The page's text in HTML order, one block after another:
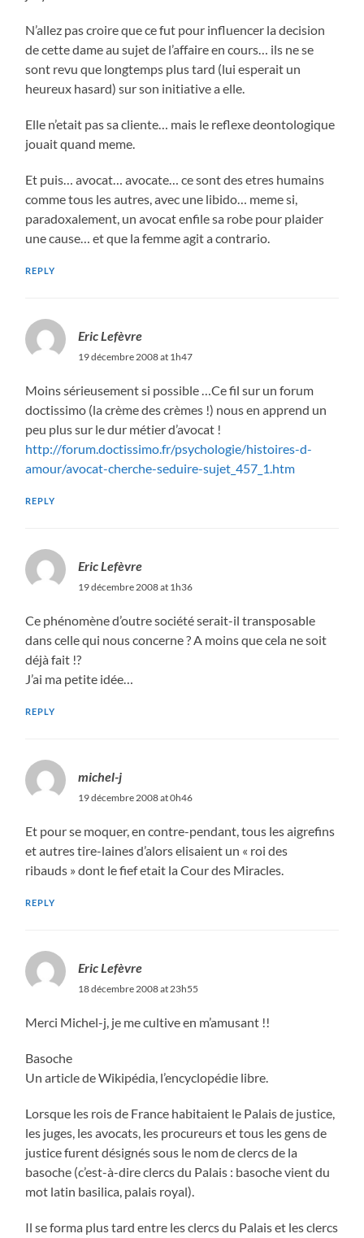
N’allez pas croire que ce fut pour influencer la decision
de cette dame au sujet de l’affaire en cours… ils ne se
sont revu que longtemps plus tard (lui esperait un
heureux hasard) sur son initiative a elle.
Elle n’etait pas sa cliente… mais le reflexe deontologique
jouait quand meme.
Et puis… avocat… avocate… ce sont des etres humains
comme tous les autres, avec une libido… meme si,
paradoxalement, un avocat enfile sa robe pour plaider
une cause… et que la femme agit a contrario.
REPLY
Eric Lefèvre
19 décembre 2008 at 1h47
Moins sérieusement si possible …Ce fil sur un forum
doctissimo (la crème des crèmes !) nous en apprend un
peu plus sur le dur métier d’avocat !
http://forum.doctissimo.fr/psychologie/histoires-d-
amour/avocat-cherche-seduire-sujet_457_1.htm
REPLY
Eric Lefèvre
19 décembre 2008 at 1h36
Ce phénomène d’outre société serait-il transposable
dans celle qui nous concerne ? A moins que cela ne soit
déjà fait !?
J’ai ma petite idée…
REPLY
michel-j
19 décembre 2008 at 0h46
Et pour se moquer, en contre-pendant, tous les aigrefins
et autres tire-laines d’alors elisaient un « roi des
ribauds » dont le fief etait la Cour des Miracles.
REPLY
Eric Lefèvre
18 décembre 2008 at 23h55
Merci Michel-j, je me cultive en m’amusant !!
Basoche
Un article de Wikipédia, l’encyclopédie libre.
Lorsque les rois de France habitaient le Palais de justice,
les juges, les avocats, les procureurs et tous les gens de
justice furent désignés sous le nom de clercs de la
basoche (c’est-à-dire clercs du Palais : basoche vient du
mot latin basilica, palais royal).
Il se forma plus tard entre les clercs du Palais et les clercs